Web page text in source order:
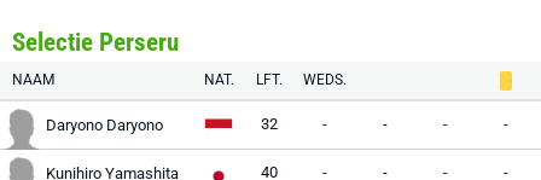
Selectie Perseru
NAAM NAT. LFT. WEDS.
Daryono Daryono 32 - - - -
Kunihiro Yamashita 40 - - - -